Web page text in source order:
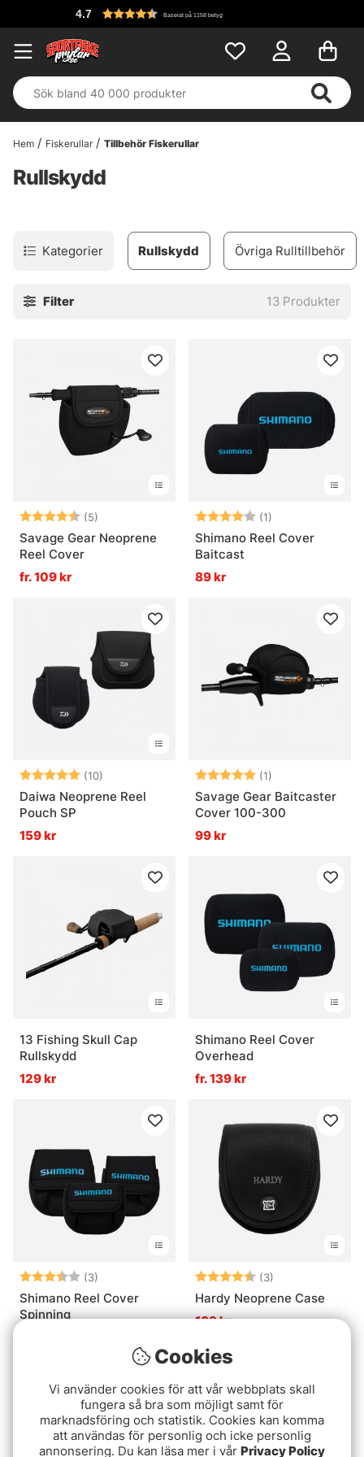
Baserat på 1158 betyg
Hem Fiskerullar Tillbehör Fiskerullar
Rullskydd
Kategorier Övriga Rulltillbehör
Rullskydd
Filter 13 Produkter
Betyg: (5)
4.8 utav 5 stjärnor
Savage Gear Neoprene
Reel Cover
fr. 109 kr
Betyg: (1)
Shimano Reel Cover
Baitcast
89 kr
Betyg: (10)
5.0 utav 5 stjärnor
Daiwa Neoprene Reel
Pouch SP
159 kr
Betyg: (1)
Savage Gear Baitcaster
Cover 100-300
99 kr
13 Fishing Skull Cap
Rullskydd
129 kr
Shimano Reel Cover
Overhead
fr. 139 kr
Betyg: (3)
3.7 utav 5 stjärnor
Shimano Reel Cover
Spinning
Betyg: (3)
Hardy Neoprene Case
169 kr
Cookies
Vi använder cookies för att vår webbplats skall
fungera så bra som möjligt samt för
marknadsföring och statistik. Cookies kan komma
att användas för personlig och icke personlig
annonsering. Du kan läsa mer i vår Privacy Policy